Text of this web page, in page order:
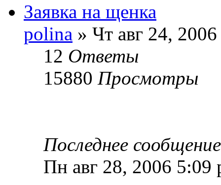
Заявка на щенка
polina » Чт авг 24,
12 Ответы
15880 Просмотры
Последнее
Пн авг 28, 2006 5:09